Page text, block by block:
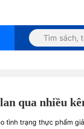
qua nhiều
tình trạng thực phẩm